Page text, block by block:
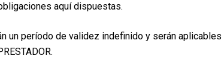
aquí dispuestas.
un período de validez indefinido y serán